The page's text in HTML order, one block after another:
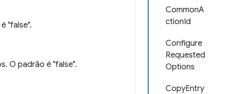
CommonA
ctionId
Configure
Requested
Options
CopyEntry
"false".
O padrão é "false".